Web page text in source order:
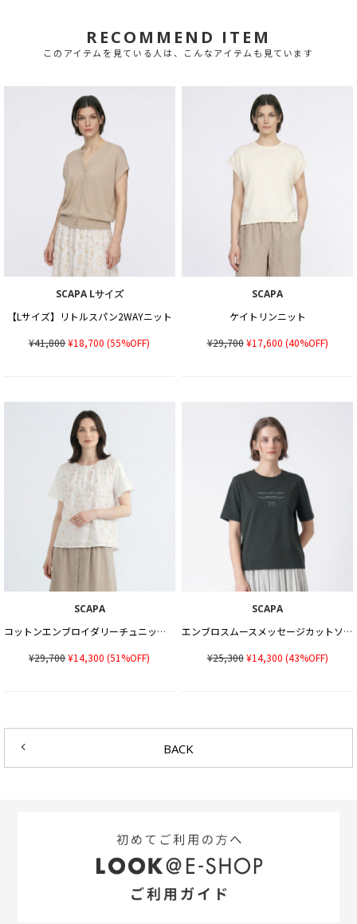
RECOMMEND ITEM
このアイテムを見ている人は、こんなアイテムも見ています
SCAPA Lサイズ
【Lサイズ】リトルスパン2WAYニット
¥41,800¥18,700 (55%OFF)
SCAPA
ケイトリンニット
¥29,700¥17,600 (40%OFF)
SCAPA
コットンエンブロイダリーチュニックカットソー
¥29,700¥14,300 (51%OFF)
SCAPA
エンブロスムースメッセージカットソー
¥25,300¥14,300 (43%OFF)
BACK